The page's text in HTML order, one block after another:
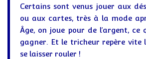
Certains sont venus jouer aux
ou aux cartes, très à la mode
Âge, on joue pour de l’argent, ce
gagner. Et le tricheur repère
se laisser rouler !